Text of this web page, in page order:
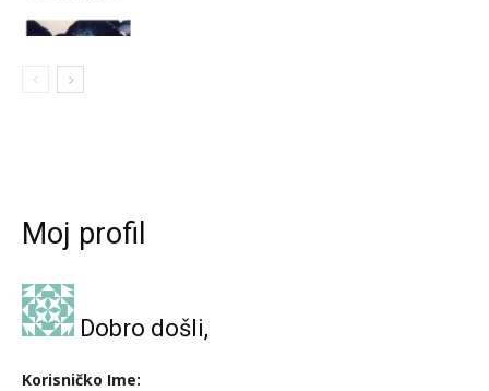
Moj profil
Dobro došli,
Korisničko Ime: